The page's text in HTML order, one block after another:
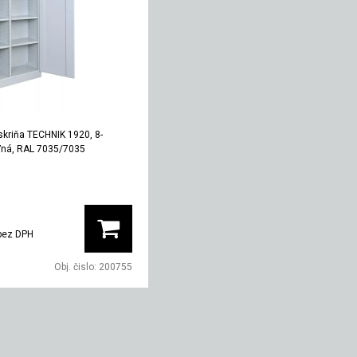
TECHNIK 1920, 8-
RAL 7035/7035
DPH
Obj. čislo: 200755